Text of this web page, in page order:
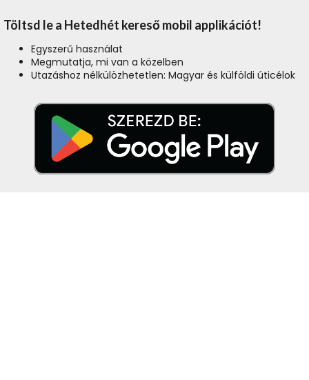
Töltsd le a Hetedhét kereső mobil applikációt!
Egyszerű használat
Megmutatja, mi van a közelben
Utazáshoz nélkülözhetetlen: Magyar és külföldi úticélok